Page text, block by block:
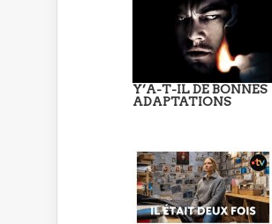
Y’A-T-IL DE BONNES
ADAPTATIONS